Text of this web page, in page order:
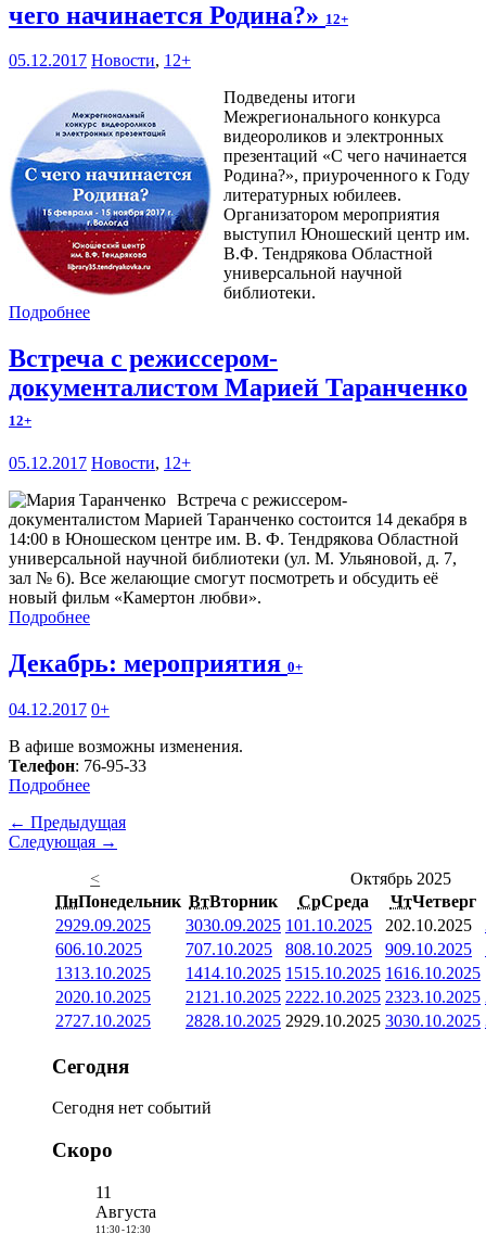
чего начинается Родина?» 12+
05.12.2017 Новости, 12+
Подведены итоги
Межрегионального конкурса
видеороликов и электронных
презентаций «С чего начинается
Родина?», приуроченного к Году
литературных юбилеев.
Организатором мероприятия
выступил Юношеский центр им.
В.Ф. Тендрякова Областной
универсальной научной
библиотеки.
Подробнее
Встреча с режиссером-
документалистом Марией Таранченко
12+
05.12.2017 Новости, 12+
Встреча с режиссером-
документалистом Марией Таранченко состоится 14 декабря в
14:00 в Юношеском центре им. В. Ф. Тендрякова Областной
универсальной научной библиотеки (ул. М. Ульяновой, д. 7,
зал № 6). Все желающие смогут посмотреть и обсудить её
новый фильм «Камертон любви».
Подробнее
Декабрь: мероприятия 0+
04.12.2017 0+
В афише возможны изменения.
Телефон: 76-95-33
Подробнее
← Предыдущая
Следующая →
<
Октябрь 2025
ПнПонедельник ВтВторник СрСреда ЧтЧетверг
2929.09.2025 3030.09.2025 101.10.2025 202.10.2025
606.10.2025 707.10.2025 808.10.2025 909.10.2025
1313.10.2025 1414.10.2025 1515.10.2025 1616.10.2025
2020.10.2025 21 21.10.2025 2222.10.2025 2323.10.2025
2727.10.2025 2828.10.2025 2929.10.2025 3030.10.2025
Сегодня
Сегодня нет событий
Скоро
11
Августа
11:30- 12:30